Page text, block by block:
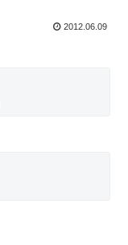
2012.06.09